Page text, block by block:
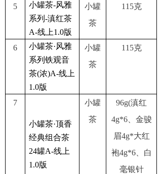
5
小罐茶-风雅
系列-滇红茶
A-线上1.0版
小罐
茶
115克
6
小罐茶·风雅
系列铁观音
茶(浓)A-线上
1.0版
小罐
茶
115克
7
小罐茶·顶香
经典组合茶
24罐A-线上
1.0版
小罐
茶
96g(滇红
4g*6、金骏
眉4g*大红
袍4g*6、白
毫银针